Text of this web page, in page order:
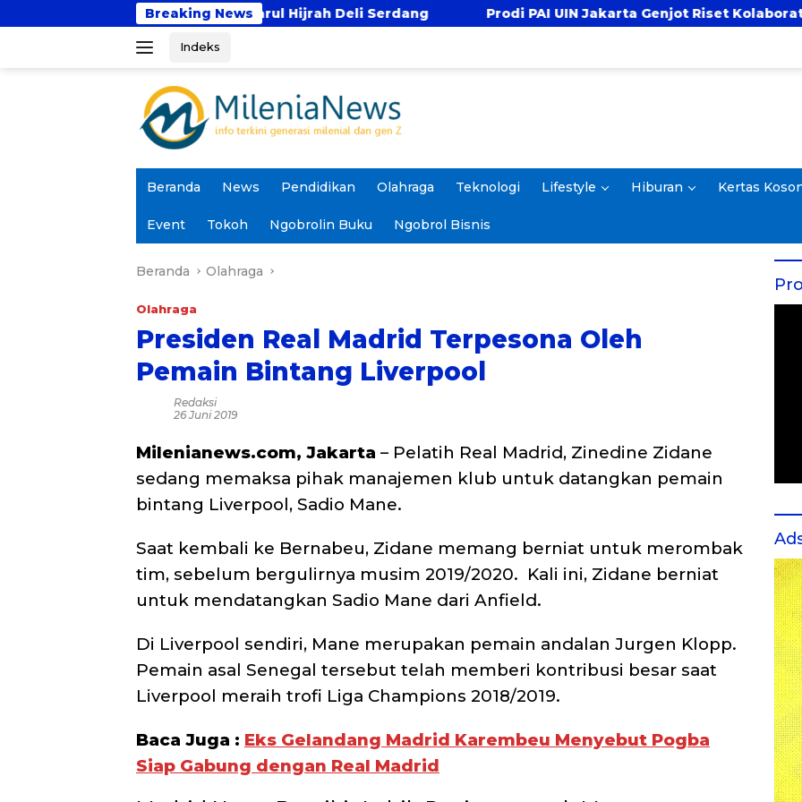
ke
Breaking News
Tahfidz Darul Hijrah Deli Serdang Prodi PAI UIN Jakarta Genjot Riset Kolaboratif, Antar 4 Proposal
Indeks
Beranda News Pendidikan Olahraga Teknologi Lifestyle Hiburan Kertas
Event Tokoh Ngobrolin Buku Ngobrol Bisnis
Beranda Olahraga
Olahraga
Presiden Real Madrid Terpesona Oleh
Pemain Bintang Liverpool
Redaksi
26 Juni 2019
Milenianews.com, Jakarta – Pelatih Real Madrid, Zinedine Zidane
sedang memaksa pihak manajemen klub untuk datangkan pemain
bintang Liverpool, Sadio Mane.
Saat kembali ke Bernabeu, Zidane memang berniat untuk merombak
tim, sebelum bergulirnya musim 2019/2020. Kali ini, Zidane berniat
untuk mendatangkan Sadio Mane dari Anfield.
Di Liverpool sendiri, Mane merupakan pemain andalan Jurgen Klopp.
Pemain asal Senegal tersebut telah memberi kontribusi besar saat
Liverpool meraih trofi Liga Champions 2018/2019.
Baca Juga : Eks Gelandang Madrid Karembeu Menyebut Pogba
Siap Gabung dengan Real Madrid